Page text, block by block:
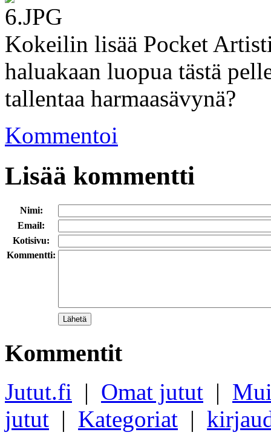
Kokeilin lisää Pocket
haluakaan luopua tästä
tallentaa harmaasävynä?
Kommentoi
Lisää kommentti
Nimi:
Email:
Kotisivu:
Kommentti:
Kommentit
Jutut.fi | Omat jutut |
jutut | Kategoriat |